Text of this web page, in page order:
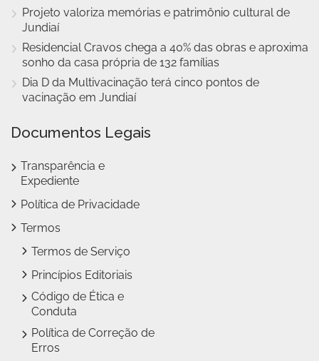
Projeto valoriza memórias e patrimônio cultural de
Jundiaí
Residencial Cravos chega a 40% das obras e aproxima
sonho da casa própria de 132 famílias
Dia D da Multivacinação terá cinco pontos de
vacinação em Jundiaí
Documentos Legais
Transparência e
Expediente
Política de Privacidade
Termos
Termos de Serviço
Princípios Editoriais
Código de Ética e
Conduta
Política de Correção de
Erros